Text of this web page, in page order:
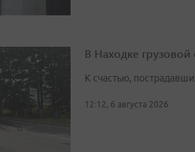
В Находке
К счастью,
12:12, 6 августа 2026